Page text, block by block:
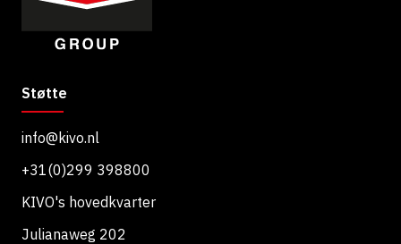
Støtte
info@kivo.nl
+31(0)299 398800
KIVO's hovedkvarter
Julianaweg 202